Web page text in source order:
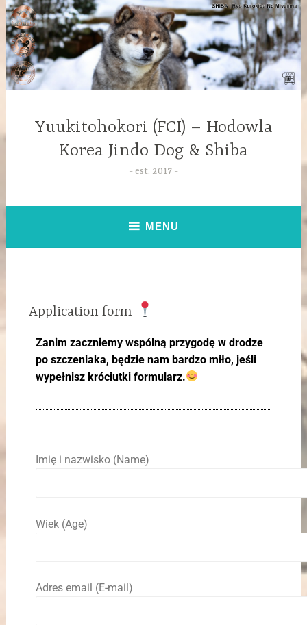
Yuukitohokori (FCI) – Hodowla
Korea Jindo Dog & Shiba
est. 2017
MENU
Application form
Zanim zaczniemy wspólną przygodę w drodze
po szczeniaka, będzie nam bardzo miło, jeśli
wypełnisz króciutki formularz.
Imię i nazwisko (Name)
Wiek (Age)
Adres email (E-mail)